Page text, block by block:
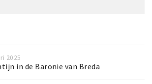
2025
in de Baronie van Breda